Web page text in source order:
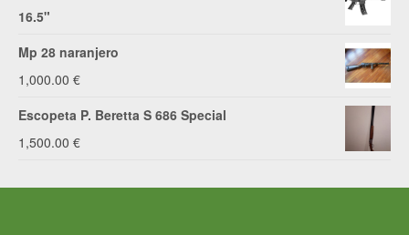
2,200.00 €.
16.5"
Mp 28 naranjero
1,000.00 €
Escopeta P. Beretta S 686 Special
1,500.00 €